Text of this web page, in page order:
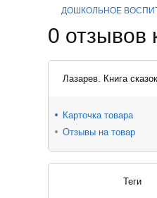
ДОШКОЛЬНОЕ
0 отзывов
Лазарев. Книга
Карточка товара
Отзывы на товар
Теги